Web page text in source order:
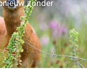
zonder